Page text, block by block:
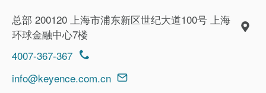
总部 200120 上海市浦东新区世纪大道100号 上海
环球金融中心7楼
4007-367-367
info@keyence.com.cn